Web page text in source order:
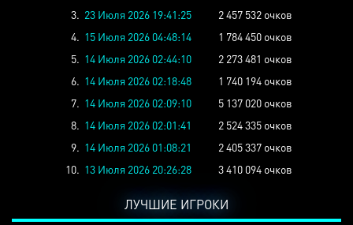
3. 23 Июля 2026 19:41:25
2 457 532 очков
4. 15 Июля 2026 04:48:14
1 784 450 очков
5. 14 Июля 2026 02:44:10
2 273 481 очков
6. 14 Июля 2026 02:18:48
1 740 194 очков
7. 14 Июля 2026 02:09:10
5 137 020 очков
8. 14 Июля 2026 02:01:41
2 524 335 очков
9. 14 Июля 2026 01:08:21
2 405 337 очков
10. 13 Июля 2026 20:26:28 3 410 094 очков
ЛУЧШИЕ ИГРОКИ